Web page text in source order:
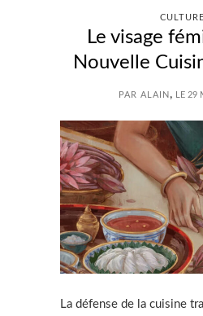
CULTURE
Le visage
Nouvelle
PAR ALAIN , LE 29
La défense de la cuisine